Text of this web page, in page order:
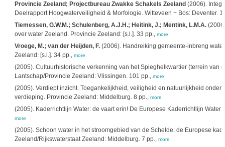
Provincie Zeeland; Projectbureau Zwakke Schakels Zeeland (2006).
Deelrapport Hoogwaterveiligheid & Morfologie. Witteveen + Bos: Deventer.
Tiemessen, G.W.M.; Schulenberg, A.J.H.; Heitink, J.; Mentink, L.M.A.
over water Zeeland. Provincie Zeeland: [s.l.]. 33 pp., more
Vroege, M.; van der Heijden, F.(2006). Handreiking gemeente-inbreng
Zeeland: [s.l.]. 34 pp., more
(2005). Cultuurhistorische verkenning van het Spieghelkwartier (terrein van
Lantschap/Provincie Zeeland: Vlissingen. 101 pp., more
(2005). Verdiept inzicht. Toegankelijkheid, veiligheid en natuurlijkheid
verdieping. Provincie Zeeland: Middelburg. 8 pp., more
(2005). Kaderrichtlijn Water: de vaart erin! De Europese Kaderrichtlijn
more
(2005). Schoon water in het stroomgebied van de Schelde: de Europese
Zeeland/Rijkswaterstaat Zeeland: Middelburg. 7 pp., more